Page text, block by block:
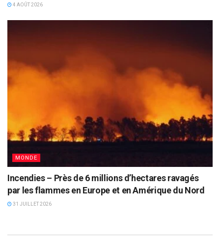
4 AOÛT 2026
MONDE
Incendies – Près de 6 millions d’hectares ravagés
par les flammes en Europe et en Amérique du Nord
31 JUILLET 2026